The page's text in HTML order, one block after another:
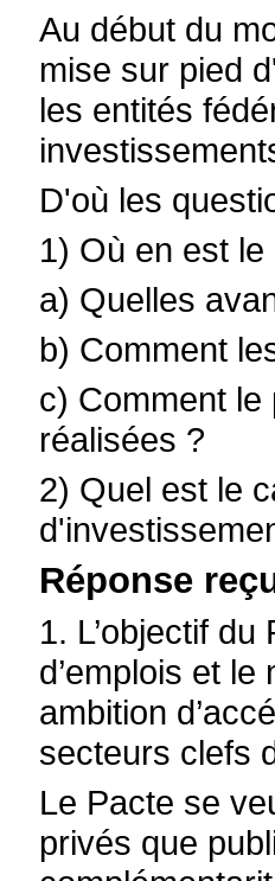
Au début du
mise sur pied
les entités
D'où les
1) Où en est
a) Quelles
b) Comment
c) Comment
réalisées ?
2) Quel est le
Réponse
1. L’objectif
d’emplois et
ambition
secteurs clefs
Le Pacte se
privés que